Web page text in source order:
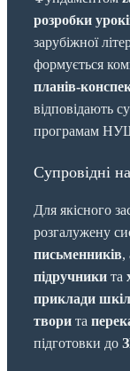
розробки
зарубіжної
формується
планів-
відповідають
програмам
Супровідні
Для якісного
розгалужену
письменників,
підручники та
приклади
твори та
підготовки до